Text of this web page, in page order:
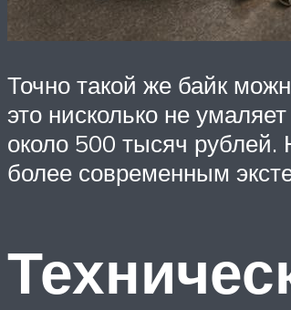
Точно такой же байк
это нисколько не
около 500 тысяч
более современным